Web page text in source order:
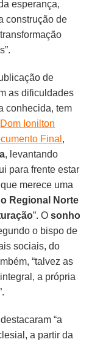
esperança,
construção de
de
as dificuldades
conhecida, tem
Dom Ionilton
Final ,
, levantando
para frente estar
merece uma
Regional Norte
”. Osonho
o bispo de
sociais, do
“talvez as
a própria
“a
a partir da